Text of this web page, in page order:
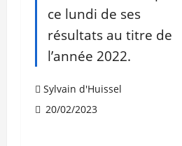
ce lundi de ses
résultats au titre de
l’année 2022.
Sylvain d'Huissel
20/02/2023